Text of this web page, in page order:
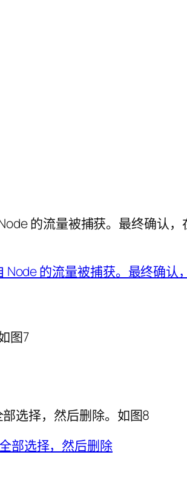
的流量被捕获。最终确认，
图7
选择，然后删除。如图8